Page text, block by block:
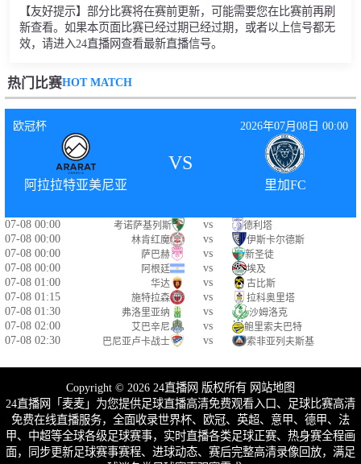
【友好提示】部分比赛将在赛前更新，可能需要您在比赛前再刷
新查看。如果本页面比赛已经过期已经过期，或者以上信号都无
效，请进入24直播网查看最新直播信号。
热门比赛HOT MATCH
欧冠杯 2026年07月08日 00:00
阿拉拉特亚美尼亚
VS
里加FC
07-08 00:00 考诺萨基列斯 vs 德利塔
07-08 00:00 林肯红魔 vs 伊斯卡尔德斯
07-08 00:00 萨巴赫 vs 新圣徒
07-08 00:00 阿根廷 vs 埃及
07-08 01:00 华达 vs 古比斯
07-08 01:15 施特拉森 vs 拉科奥里塔
07-08 01:30 弗洛里亚纳 vs 沙姆洛克
07-08 02:00 艾巴辛尼 vs 鲍里索夫巴特
07-08 02:30 巴尼亚卢卡战士 vs 索非亚列夫斯基
Copyright © 2026 24直播网 版权所有 网站地图
24直播网「麦麦」为您提供足球直播高清免费观看入口、足球比赛高清
免费在线直播服务，全面收录世界杯、欧冠、英超、意甲、德甲、法
甲、中超等全球各级足球赛事，实时直播各类足球正赛、热身赛全程画
面，同步更新足球赛事赛程、进球动态、赛后完整高清录像回放，满足